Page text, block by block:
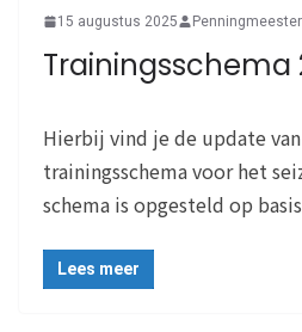
15 augustus 2025 Penningmeester
Trainingsschema
Hierbij vind je de update
trainingsschema voor het
schema is opgesteld op
Lees meer